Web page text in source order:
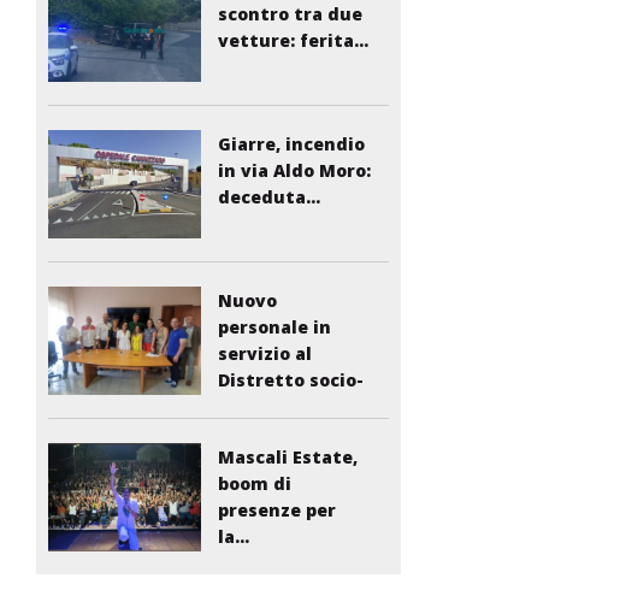
scontro tra due
vetture: ferita...
Giarre, incendio
in via Aldo Moro:
deceduta...
Nuovo
personale in
servizio al
Distretto socio-
Mascali Estate,
boom di
presenze per
la...